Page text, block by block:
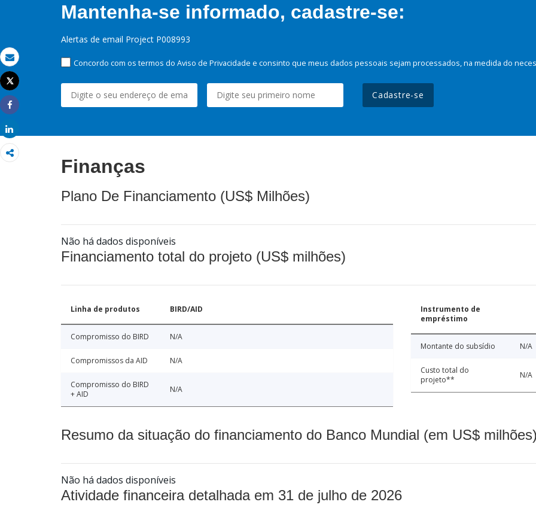
Email
Imprimir
Tweet
Share
Mantenha-se informado, cadastre-se:
Alertas de email Project P008993
Concordo com os termos do Aviso de Privacidade e consinto que meus dados pessoais sejam processados, na medida do
Cadastre-se
Finanças
Plano De Financiamento (US$ Milhões)
Não há dados disponíveis
Financiamento total do projeto (US$ milhões)
Linha de produtos BIRD/AID
Compromisso do BIRD N/A
Compromissos da AID N/A
Compromisso do BIRD
+ AID
N/A
Instrumento de
empréstimo
Montante do subsídio N/A
Custo total do
projeto**
N/A
Resumo da situação do financiamento do Banco Mundial (em US$
Não há dados disponíveis
Atividade financeira detalhada em 31 de julho de 2026